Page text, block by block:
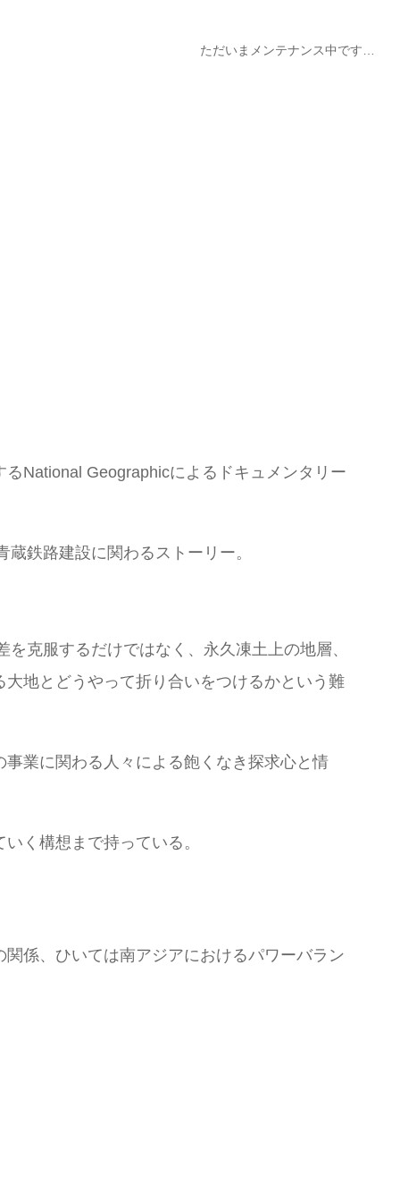
ただいまメンテナンス中です…
National Geographicによるドキュメンタリー
鉄路建設に関わるストーリー。
克服するだけではなく、永久凍土上の地層、
地とどうやって折り合いをつけるかという難
業に関わる人々による飽くなき探求心と情
く構想まで持っている。
係、ひいては南アジアにおけるパワーバラン